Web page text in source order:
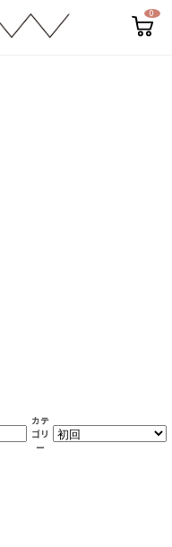
カ
0
カテ
ゴリ
ー